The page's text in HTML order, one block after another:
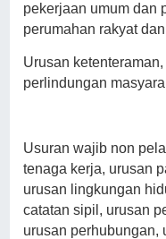
pekerjaan umum dan
perumahan rakyat
Urusan
perlindungan
Usuran wajib non
tenaga kerja, urusan
urusan lingkungan
catatan sipil, urusan
urusan perhubungan,